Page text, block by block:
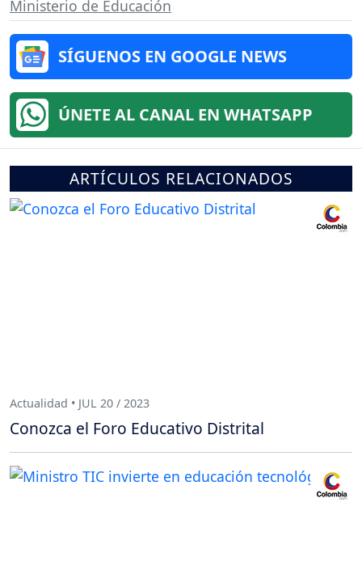
Ministerio de Educación
SÍGUENOS EN GOOGLE NEWS
ÚNETE AL CANAL EN WHATSAPP
ARTÍCULOS RELACIONADOS
Actualidad • JUL 20 / 2023
Conozca el Foro Educativo Distrital